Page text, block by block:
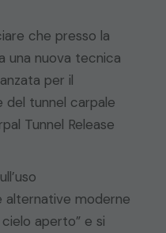
che presso la
una nuova tecnica
per il
tunnel carpale
Tunnel Release
alternative moderne
aperto” e si